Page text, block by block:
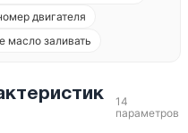
двигателя
масло заливать
14
параметров